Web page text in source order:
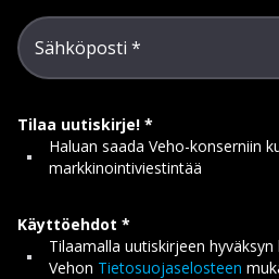
Sähköposti
Tilaa uutiskirje!
Haluan saada Veho-konserniin
markkinointiviestintää
Käyttöehdot
Tilaamalla uutiskirjeen
Vehon Tietosuojaselosteen